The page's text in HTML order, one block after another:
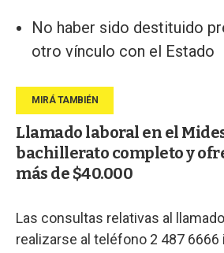
No haber sido destituido
otro vínculo con el Estado
Llamado laboral en el
bachillerato completo y
más de $40.000
Las consultas relativas al
realizarse al teléfono 2 487 6666